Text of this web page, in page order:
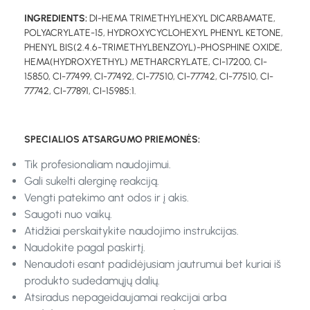
INGREDIENTS:DI-HEMA TRIMETHYLHEXYL DICARBAMATE,
POLYACRYLATE-15, HYDROXYCYCLOHEXYL PHENYL KETONE,
PHENYL BIS(2.4.6-TRIMETHYLBENZOYL)-PHOSPHINE OXIDE,
HEMA(HYDROXYETHYL) METHARCRYLATE, CI-17200, CI-
15850, CI-77499, CI-77492, CI-77510, CI-77742, CI-77510, CI-
77742, CI-77891, CI-15985:1.
SPECIALIOS ATSARGUMO PRIEMONĖS:
Tik profesionaliam naudojimui.
Gali sukelti alerginę reakciją.
Vengti patekimo ant odos ir į akis.
Saugoti nuo vaikų.
Atidžiai perskaitykite naudojimo instrukcijas.
Naudokite pagal paskirtį.
Nenaudoti esant padidėjusiam jautrumui bet kuriai iš
produkto sudedamųjų dalių.
Atsiradus nepageidaujamai reakcijai arba